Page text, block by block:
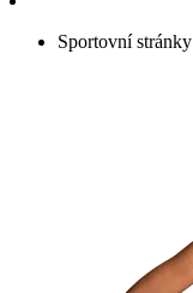
Sportovní stránky